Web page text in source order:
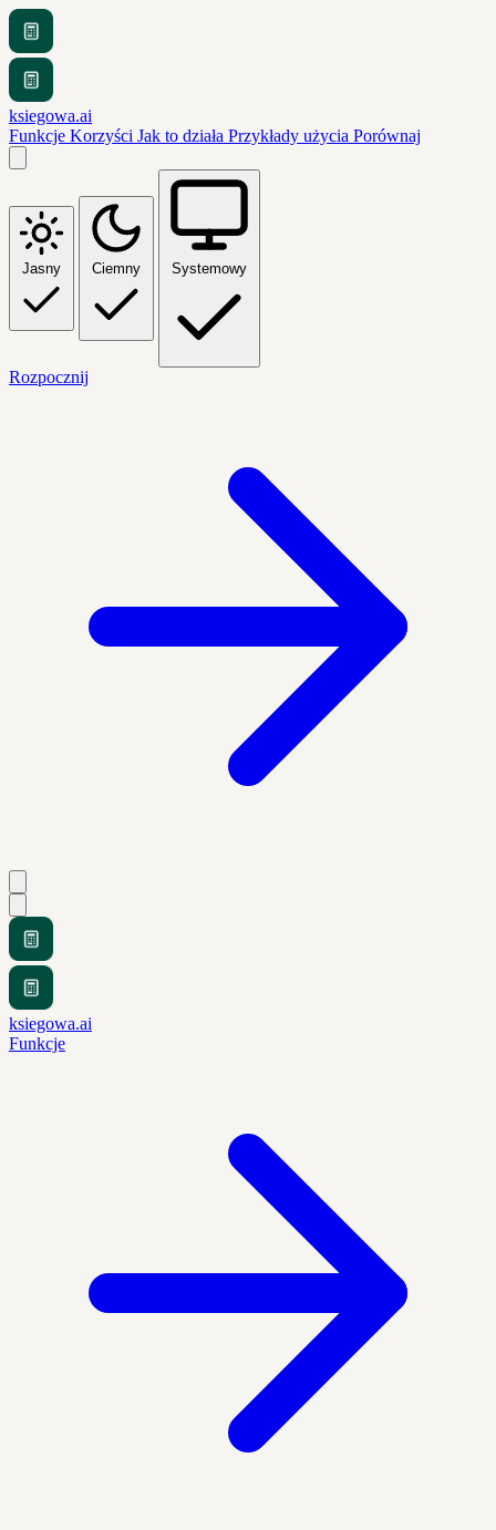
ksiegowa.ai
Funkcje Korzyści Jak to działa Przykłady użycia Porównaj
Jasny Ciemny Systemowy
Rozpocznij
ksiegowa.ai
Funkcje